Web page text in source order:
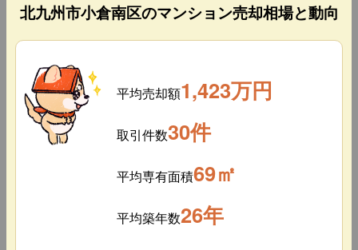
北九州市小倉南区のマンション売却相場と動向
平均売却額1,423万円
取引件数30件
平均専有面積69㎡
平均築年数26年